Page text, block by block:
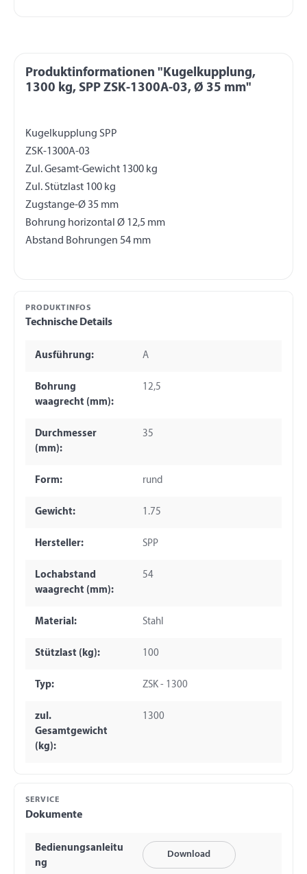
Produktinformationen "Kugelkupplung,
1300 kg, SPP ZSK-1300A-03, Ø 35 mm"
Kugelkupplung SPP
ZSK-1300A-03
Zul. Gesamt-Gewicht 1300 kg
Zul. Stützlast 100 kg
Zugstange-Ø 35 mm
Bohrung horizontal Ø 12,5 mm
PRODUKTINFOS
Technische Details
Ausführung: A
Bohrung
waagrecht (mm):
12,5
Durchmesser
(mm):
35
Form: rund
Gewicht: 1.75
Hersteller: SPP
Lochabstand
waagrecht (mm):
54
Material: Stahl
Stützlast (kg): 100
Typ: ZSK - 1300
zul.
Gesamtgewicht
(kg):
1300
SERVICE
Dokumente
Bedienungsanleitu
ng
Download